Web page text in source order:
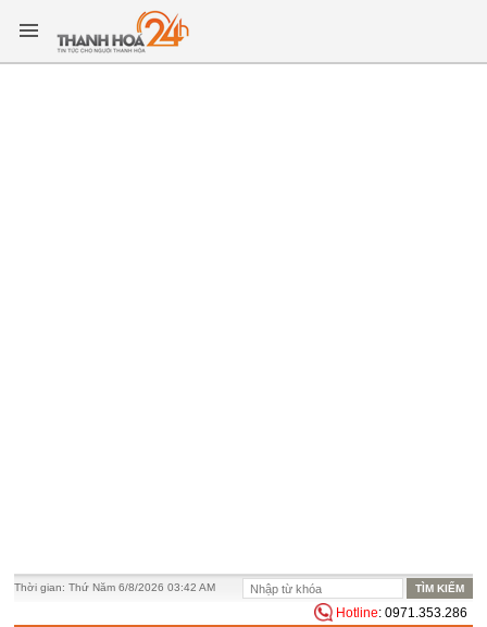
Thời gian:Thứ Năm 6/8/2026 03:42 AM
Hotline: 0971.353.286